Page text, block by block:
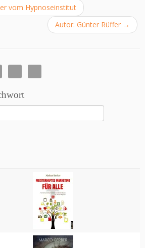
vom Hypnoseinstitut
Autor: Günter Rüffer →